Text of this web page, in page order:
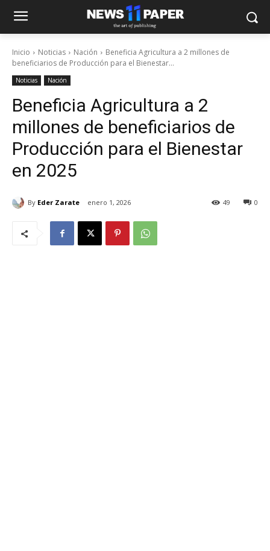
Inicio Noticias Nación
Beneficia Agricultura a 2 millones de
beneficiarios de Producción para el Bienestar...
Noticias Nación
Beneficia Agricultura a 2
millones de beneficiarios de
Producción para el Bienestar
en 2025
By Eder Zarate enero 1, 2026 0
49